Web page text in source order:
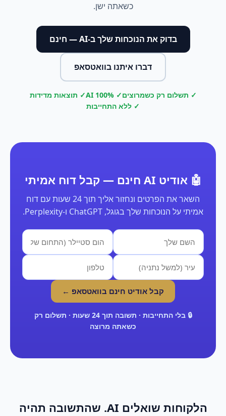
כשאתה ישן.
בדוק את הנוכחות שלך ב-AI — חינם
דברו איתנו בוואטסאפ
✓ תשלום רק כשמרוצים✓ 100% AI
✓ תוצאות מדידות
✓ ללא התחייבות
🤖 אודיט AI חינם — קבל דוח אמיתי
השאר את הפרטים ונחזור אליך תוך 24 שעות עם דוח
אמיתי על הנוכחות שלך בגוגל, ChatGPT ו-Perplexity.
קבל אודיט חינם בוואטסאפ ←
🔒 בלי התחייבות · תשובה תוך 24 שעות · תשלום רק
כשאתה מרוצה
הלקוחות שואלים AI. שהתשובה תהיה